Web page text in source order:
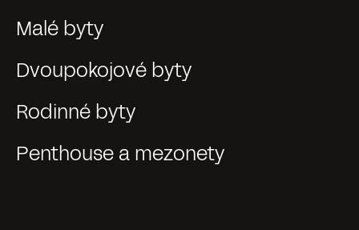
Malé byty
Dvoupokojové byty
Rodinné byty
Penthouse a mezonety